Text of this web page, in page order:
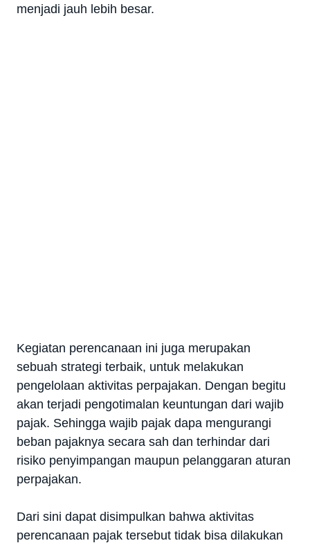
menjadi jauh lebih besar.
Kegiatan perencanaan ini juga merupakan
sebuah strategi terbaik, untuk melakukan
pengelolaan aktivitas perpajakan. Dengan begitu
akan terjadi pengotimalan keuntungan dari wajib
pajak. Sehingga wajib pajak dapa mengurangi
beban pajaknya secara sah dan terhindar dari
risiko penyimpangan maupun pelanggaran aturan
perpajakan.
Dari sini dapat disimpulkan bahwa aktivitas
perencanaan pajak tersebut tidak bisa dilakukan